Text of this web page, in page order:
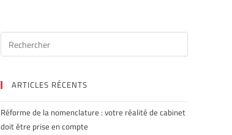
ARTICLES RÉCENTS
Réforme de la nomenclature : votre réalité de cabinet
doit être prise en compte